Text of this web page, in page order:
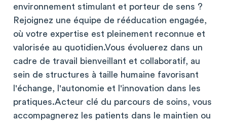
environnement stimulant et porteur de sens ?
Rejoignez une équipe de rééducation engagée,
où votre expertise est pleinement reconnue et
valorisée au quotidien.Vous évoluerez dans un
cadre de travail bienveillant et collaboratif, au
sein de structures à taille humaine favorisant
l'échange, l'autonomie et l'innovation dans les
pratiques.Acteur clé du parcours de soins, vous
accompagnerez les patients dans le maintien ou